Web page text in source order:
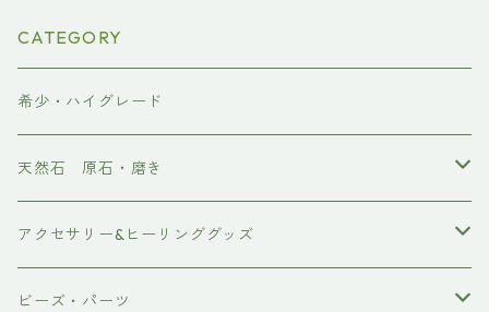
CATEGORY
希少・ハイグレード
天然石 原石・磨き
原石
ポイント
アクセサリー&ヒーリンググッズ
ブレスレット
ビーズ・パーツ